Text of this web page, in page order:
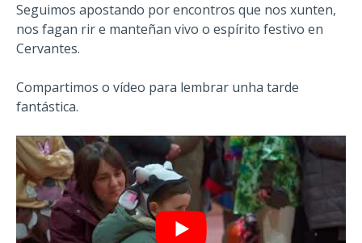
Seguimos apostando por encontros que nos xunten,
nos fagan rir e manteñan vivo o espírito festivo en
Cervantes.
Compartimos o vídeo para lembrar unha tarde
fantástica.